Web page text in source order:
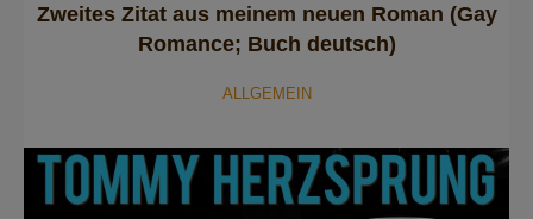
Zweites Zitat aus meinem neuen Roman (Gay
Romance; Buch deutsch)
ALLGEMEIN